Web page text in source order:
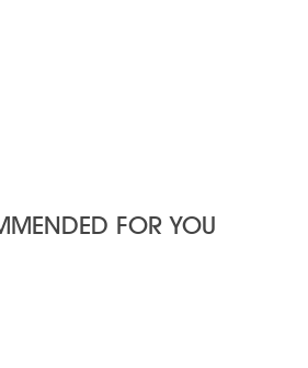
FOR YOU